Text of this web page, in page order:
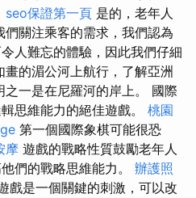
seo保證第一頁 是的，老年人
關注乘客的需求，我們認為
人難忘的體驗，因此我們仔細
的湄公河上航行，了解亞洲
一是在尼羅河的岸上。 國際
思維能力的絕佳遊戲。 桃園
第一個國際象棋可能很恐
摩 遊戲的戰略性質鼓勵老年人
們的戰略思維能力。 辦護照
戲是一個關鍵的刺激，可以改